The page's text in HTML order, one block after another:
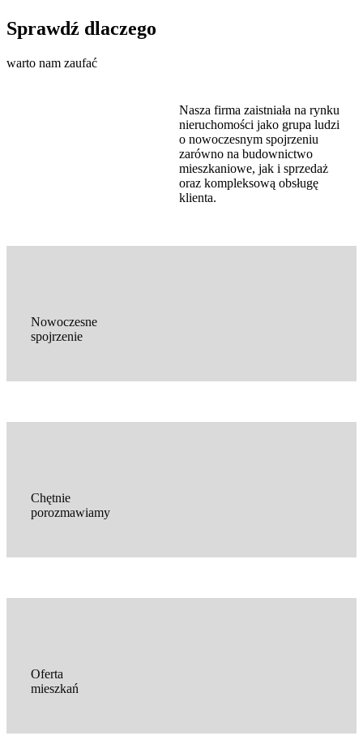
Sprawdź dlaczego
warto nam zaufać
Nasza firma zaistniała na rynku
nieruchomości jako grupa ludzi
o nowoczesnym spojrzeniu
zarówno na budownictwo
mieszkaniowe, jak i sprzedaż
oraz kompleksową obsługę
klienta.
Nowoczesne
spojrzenie
Chętnie
porozmawiamy
Oferta
mieszkań